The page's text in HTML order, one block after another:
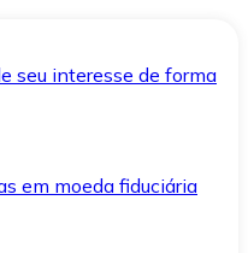
seu interesse de forma
em moeda fiduciária